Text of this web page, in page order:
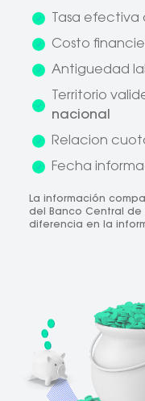
Tasa efectiva
Costo
Antiguedad
Territorio
nacional
Relacion
Fecha
La información
del Banco Central de
diferencia en la